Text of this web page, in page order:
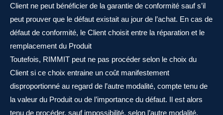
Client ne peut bénéficier de la garantie de conformité sauf s’il
peut prouver que le défaut existait au jour de l’achat. En cas de
défaut de conformité, le Client choisit entre la réparation et le
remplacement du Produit
Toutefois, RIMMIT peut ne pas procéder selon le choix du
Client si ce choix entraine un coût manifestement
disproportionné au regard de l’autre modalité, compte tenu de
la valeur du Produit ou de l’importance du défaut. Il est alors
tenu de procéder, sauf impossibilité, selon l’autre modalité.